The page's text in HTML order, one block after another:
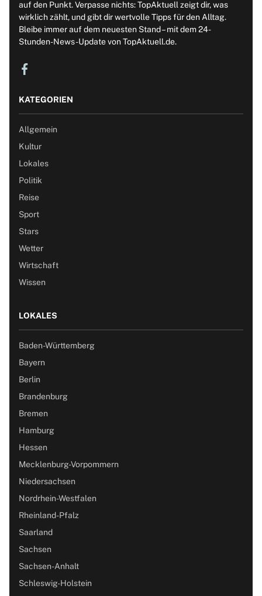
auf den Punkt. Verpasse nichts: TopAktuell zeigt dir, was
wirklich zählt, und gibt dir wertvolle Tipps für den Alltag.
Bleibe immer auf dem neuesten Stand – mit dem 24-
Stunden-News-Update von TopAktuell.de.
KATEGORIEN
Allgemein
Kultur
Lokales
Politik
Reise
Sport
Stars
Wetter
Wirtschaft
Wissen
LOKALES
Baden-Württemberg
Bayern
Berlin
Brandenburg
Bremen
Hamburg
Hessen
Mecklenburg-Vorpommern
Niedersachsen
Nordrhein-Westfalen
Rheinland-Pfalz
Saarland
Sachsen
Sachsen-Anhalt
Schleswig-Holstein